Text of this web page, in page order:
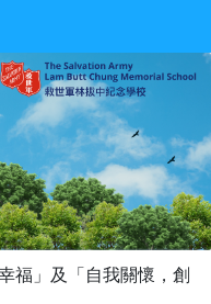
福」及「自我關懷，創